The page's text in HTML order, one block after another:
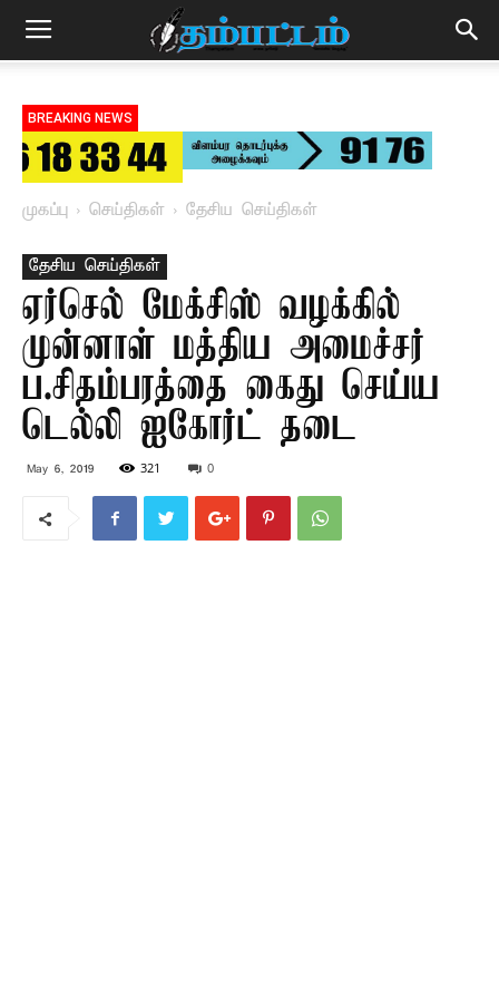
BREAKING NEWS
முகப்பு செய்திகள் தேசிய செய்திகள்
தேசிய செய்திகள்
ஏர்செல் மேக்சிஸ் வழக்கில்
முன்னாள் மத்திய அமைச்சர்
ப.சிதம்பரத்தை கைது செய்ய
டெல்லி ஐகோர்ட் தடை
May 6, 2019 321 0